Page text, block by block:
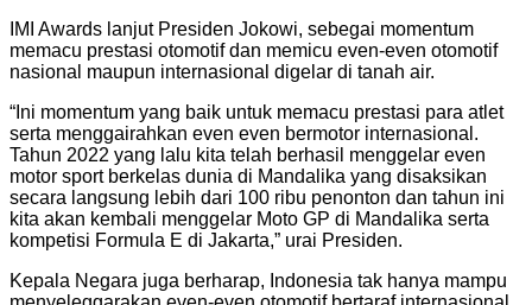
IMI Awards lanjut Presiden Jokowi, sebegai momentum
memacu prestasi otomotif dan memicu even-even otomotif
nasional maupun internasional digelar di tanah air.
“Ini momentum yang baik untuk memacu prestasi para atlet
serta menggairahkan even even bermotor internasional.
Tahun 2022 yang lalu kita telah berhasil menggelar even
motor sport berkelas dunia di Mandalika yang disaksikan
secara langsung lebih dari 100 ribu penonton dan tahun ini
kita akan kembali menggelar Moto GP di Mandalika serta
kompetisi Formula E di Jakarta,” urai Presiden.
Kepala Negara juga berharap, Indonesia tak hanya mampu